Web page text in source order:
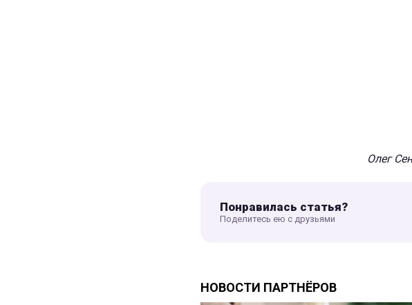
Олег
Понравилась статья?
Поделитесь ею с друзьями